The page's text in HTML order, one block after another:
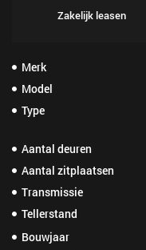
Zakelijk leasen
Merk
Model
Type
Aantal deuren
Aantal zitplaatsen
Transmissie
Tellerstand
Bouwjaar